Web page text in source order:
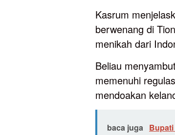
Kasrum
berwenang di
menikah dari
Beliau
memenuhi
mendoakan
baca juga